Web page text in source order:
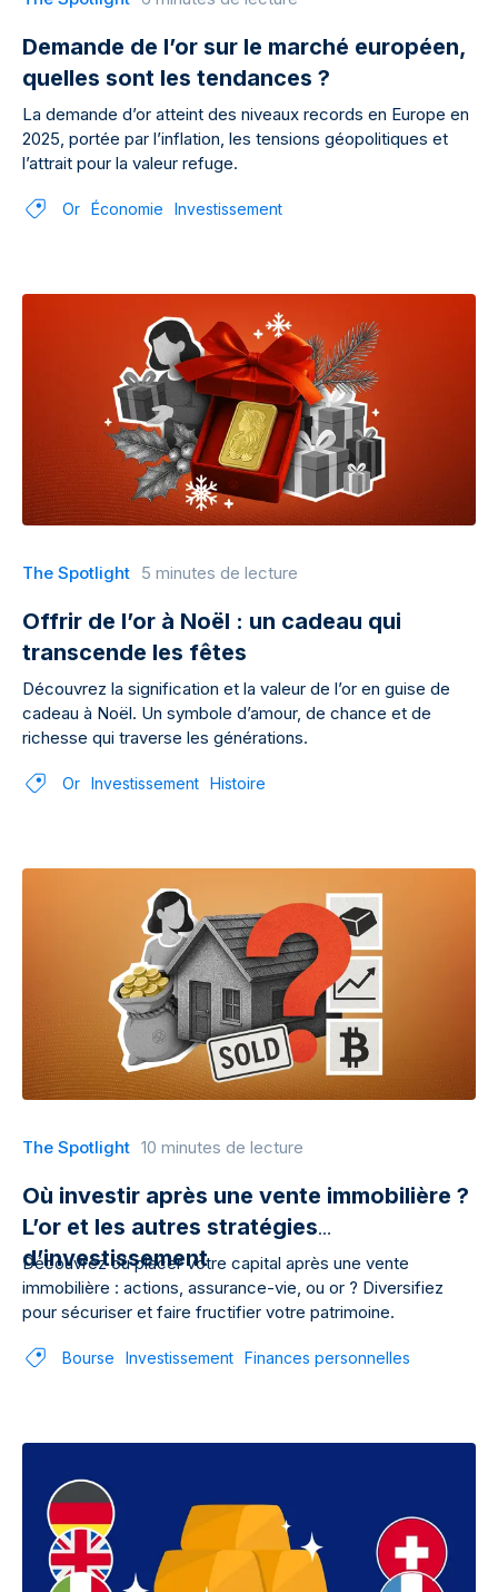
Demande de l’or sur le marché européen,
quelles sont les tendances ?
La demande d’or atteint des niveaux records en Europe en
2025, portée par l’inflation, les tensions géopolitiques et
l’attrait pour la valeur refuge.
Or Économie Investissement
The Spotlight 5 minutes de lecture
Offrir de l’or à Noël : un cadeau qui
transcende les fêtes
Découvrez la signification et la valeur de l’or en guise de
cadeau à Noël. Un symbole d’amour, de chance et de
richesse qui traverse les générations.
Or Investissement Histoire
The Spotlight 10 minutes de lecture
Où investir après une vente immobilière ?
L’or et les autres stratégies
d’investissement
Découvrez où placer votre capital après une vente
immobilière : actions, assurance-vie, ou or ? Diversifiez
pour sécuriser et faire fructifier votre patrimoine.
Bourse Investissement Finances personnelles